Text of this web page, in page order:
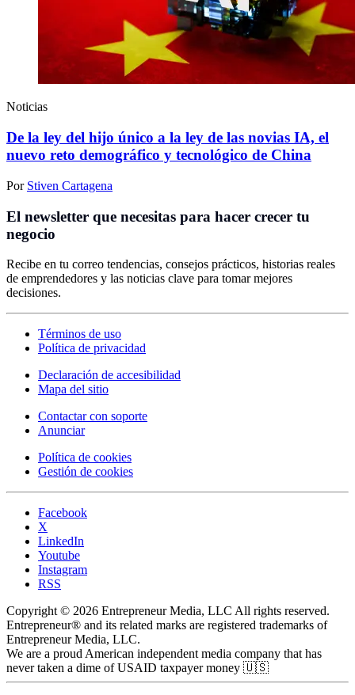
Noticias
De la ley del hijo único a la ley de las novias IA, el
nuevo reto demográfico y tecnológico de China
Por Stiven Cartagena
El newsletter que necesitas para hacer crecer tu
negocio
Recibe en tu correo tendencias, consejos prácticos, historias reales
de emprendedores y las noticias clave para tomar mejores
decisiones.
Términos de uso
Política de privacidad
Declaración de accesibilidad
Mapa del sitio
Contactar con soporte
Anunciar
Política de cookies
Gestión de cookies
Facebook
X
LinkedIn
Youtube
Instagram
RSS
Copyright © 2026 Entrepreneur Media, LLC All rights reserved.
Entrepreneur® and its related marks are registered trademarks of
Entrepreneur Media, LLC.
We are a proud American independent media company that has
never taken a dime of USAID taxpayer money 🇺🇸